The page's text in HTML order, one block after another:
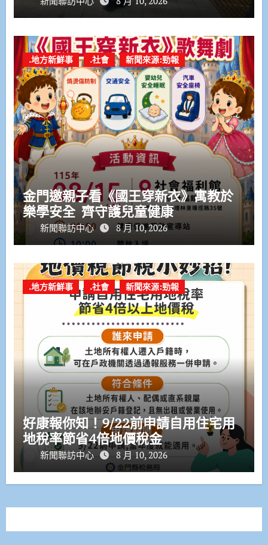
.地方新鮮事 .社會 新聞來源:勁報
金門邀親子看《國王穿新衣》寓教於
樂學安全 齊守護兒童健康
新聞聯訪中心 8 月 10, 2026
.地方新鮮事 .社會 新聞來源:勁報
好康報你知！9/22前申請自用住宅用
地稅率節省4倍地價稅金
新聞聯訪中心 8 月 10, 2026